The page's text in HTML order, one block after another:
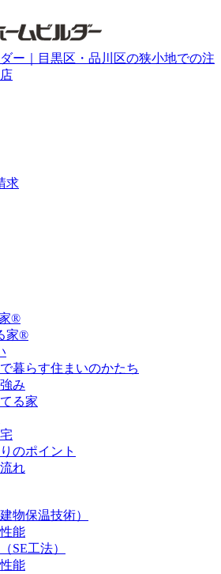
求
®
家®
暮らす住まいのかたち
み
る家
のポイント
れ
物保温技術）
能
SE工法）
能